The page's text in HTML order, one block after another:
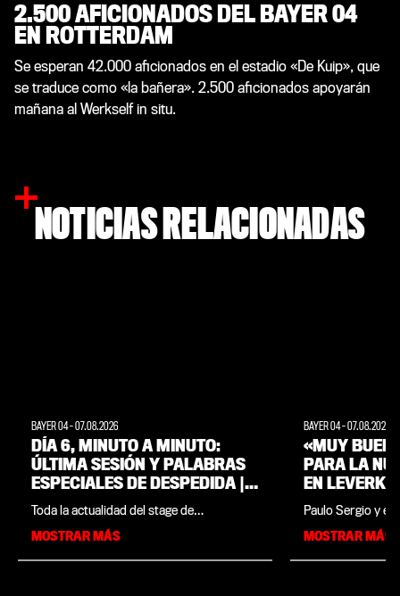
2.500 AFICIONADOS DEL BAYER 04
EN ROTTERDAM
Se esperan 42.000 aficionados en el estadio «De Kuip», que
se traduce como «la bañera». 2.500 aficionados apoyarán
mañana al Werkself in situ.
NOTICIAS RELACIONADAS
BAYER 04-07.08.2026
DÍA 6, MINUTO A MINUTO:
ÚLTIMA SESIÓN Y PALABRAS
ESPECIALES DE DESPEDIDA |
STAGE DE PRETEMPORADA EN
WEIMARER LAND
Toda la actualidad del stage de
Land, reunida en un solo lugar. En este
MOSTRAR MÁS
BAYER 04-07.08.2026
«MUY
PARA LA
EN
DEL CLUB,
Paulo Sergio y el
concentración
MOSTRAR MÁS